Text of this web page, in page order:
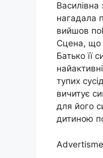
нагадала
вийшов
Сцена, що
Батько її
тупих
вичитує
для його
дитиною